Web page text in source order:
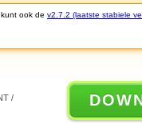
ook de v2.7.2 (laatste stabiele
/